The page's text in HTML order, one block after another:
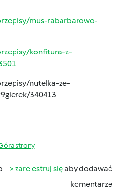
mus-rabarbarowo-
konfitura-z-
nutelka-ze-
340413
strony
zarejestruj sięaby dodawać
komentarze